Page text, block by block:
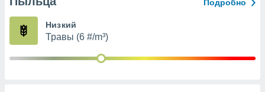
из
Подробно
Низкий
Травы (6 #/m³)